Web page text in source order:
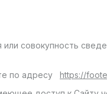
совокупность
по адресу https://